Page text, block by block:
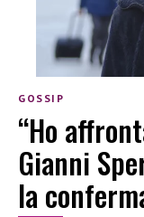
GOSSIP
“Ho
Gianni
la